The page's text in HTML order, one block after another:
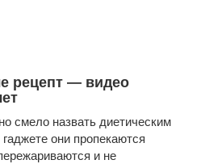
рецепт — видео
смело назвать диетическим
они пропекаются
и не